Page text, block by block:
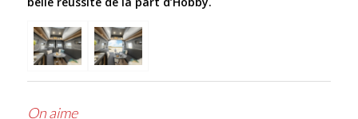
On aime